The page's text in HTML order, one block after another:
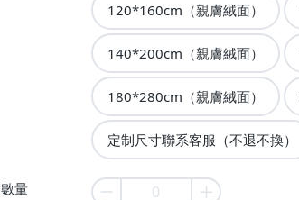
120*160cm（親膚絨面）
140*200cm（親膚絨面）
180*280cm（親膚絨面）
定制尺寸聯系客服（不退不換）
數量